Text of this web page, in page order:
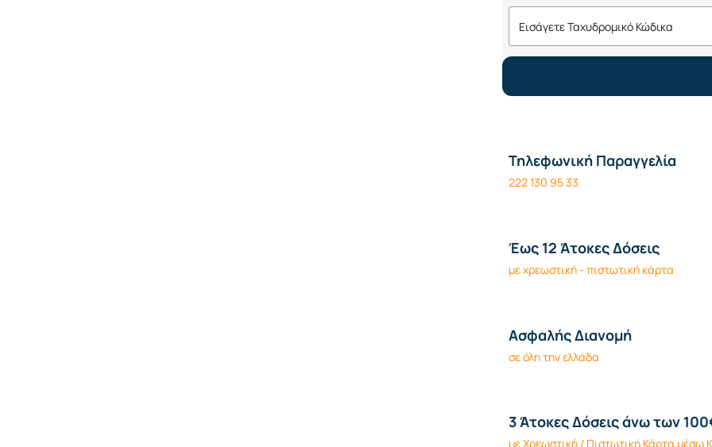
Τηλεφωνική Παραγγελία
222 130 95 33
Έως 12 Άτοκες Δόσεις
με χρεωστική - πιστωτική κάρτα
Ασφαλής Διανομή
σε όλη την ελλάδα
3 Άτοκες Δόσεις άνω των
με Χρεωστική / Πιστωτική Κάρτα μέσω